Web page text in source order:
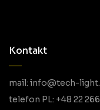
Kontakt
mail: info@tech-
telefon PL: +48 22 266